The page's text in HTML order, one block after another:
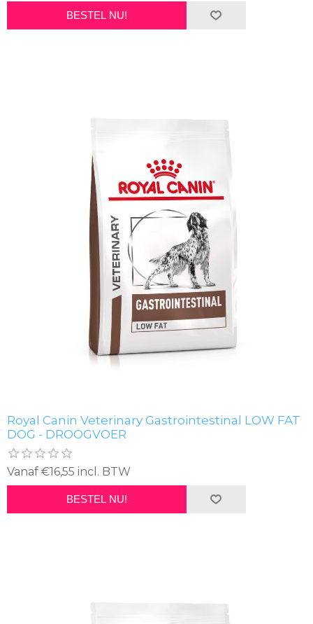
BESTEL NU!
Royal Canin Veterinary Gastrointestinal LOW FAT
DOG - DROOGVOER
Vanaf €16,55 incl. BTW
BESTEL NU!